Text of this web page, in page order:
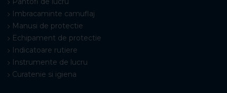
Imbracaminte camuflaj
Manusi de protectie
Echipament de protectie
Indicatoare rutiere
Instrumente de lucru
Curatenie si igiena